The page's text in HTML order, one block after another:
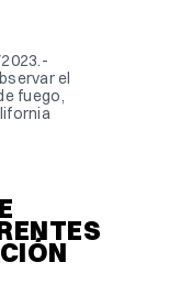
el
fuego,